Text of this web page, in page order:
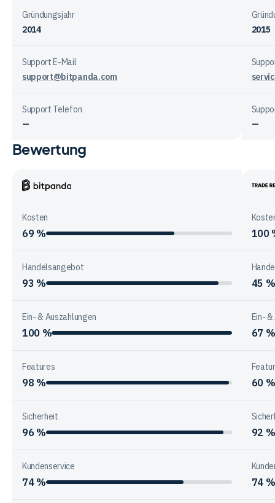
Gründungsjahr
2014
2015
Support E-Mail
support@bitpanda.com
Support Telefon
—
—
Vergleichstabelle
Unternehmensstruktur
der
Bewertung
Kosten
69 % 100
Handelsangebot
93 % 45 %
Ein- & Auszahlungen
100 %
Ein-
67 %
Features
98 % 60 %
Sicherheit
96 % 92 %
Kundenservice
74 % 74 %